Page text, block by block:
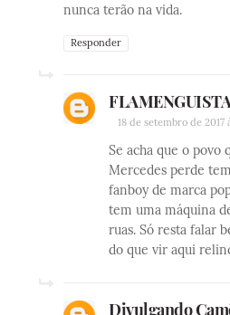
nunca terão na vida.
Responder
18 de setembro de 2017
Se acha que o povo
Mercedes perde
fanboy de marca
tem uma máquina
ruas. Só resta falar
do que vir aqui
Divulgando